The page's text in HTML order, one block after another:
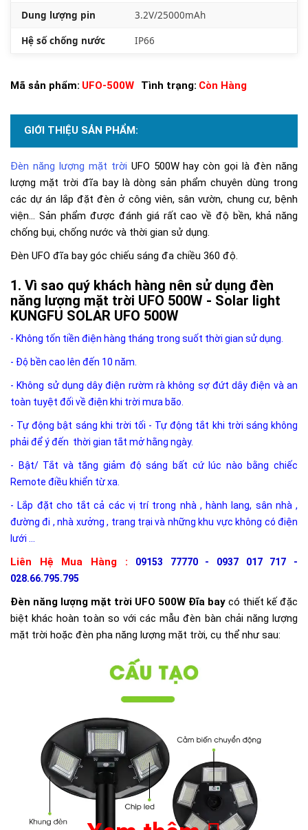
Dung lượng pin 3.2V/25000mAh
Hệ số chống nước IP66
Mã sản phẩm: UFO-500W Tình trạng: Còn Hàng
GIỚI THIỆU SẢN PHẨM:
Đèn năng lượng mặt trời UFO 500W hay còn gọi là đèn năng
lượng mặt trời đĩa bay là dòng sản phẩm chuyên dùng trong
các dự án lắp đặt đèn ở công viên, sân vườn, chung cư, bệnh
viện... Sản phẩm được đánh giá rất cao về độ bền, khả năng
chống bụi, chống nước và thời gian sử dụng.
Đèn UFO đĩa bay góc chiếu sáng đa chiều 360 độ.
Vì sao quý khách hàng nên sử dụng đèn
năng lượng mặt trời UFO 500W - Solar light
KUNGFU SOLAR UFO 500W
- Không tốn tiền điện hàng tháng trong suốt thời gian sử dụng.
- Độ bền cao lên đến 10 năm.
- Không sử dụng dây điện rườm rà không sợ đứt dây điện và an
toàn tuyệt đối về điện khi trời mưa bão.
- Tự động bật sáng khi trời tối - Tự động tắt khi trời sáng không
phải để ý đến thời gian tắt mở hằng ngày.
- Bật/ Tắt và tăng giảm độ sáng bất cứ lúc nào bằng chiếc
Remote điều khiển từ xa.
- Lắp đặt cho tắt cả các vị trí trong nhà , hành lang, sân nhà ,
đường đi , nhà xưởng , trang trại và những khu vực không có điện
lưới ...
Liên Hệ Mua Hàng :
09153 77770 - 0937 017 717 -
028.66.795.795
Đèn năng lượng mặt trời UFO 500W Đĩa bay có thiết kế đặc
biệt khác hoàn toàn so với các mẫu đèn bàn chải năng lượng
mặt trời hoặc đèn pha năng lượng mặt trời, cụ thể như sau: